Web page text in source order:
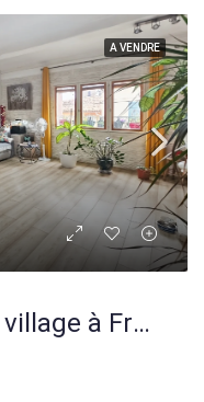
A VENDRE
A vendre maison de village à Fréjus avec studio indépendant, 99 m²